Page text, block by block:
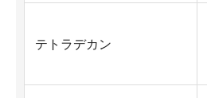
テトラデカン